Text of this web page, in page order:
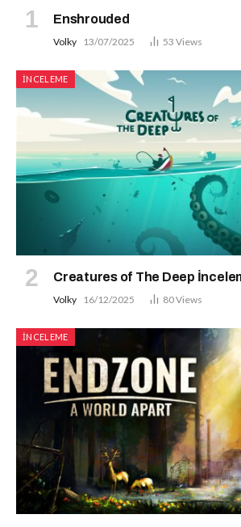
Enshrouded
Volky 13/07/2025 53 Views
İNCELEME
Creatures of The Deep
Volky 16/12/2025 80Views
İNCELEME